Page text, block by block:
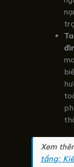
Xem
tầng: